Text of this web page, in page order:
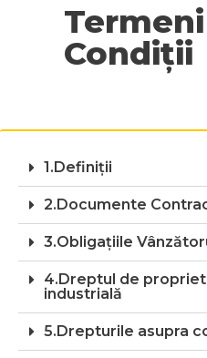
Condiții
1.Definiții
2.Documente
3.Obligațiile
4.Dreptul de
industrială
5.Drepturile asupra